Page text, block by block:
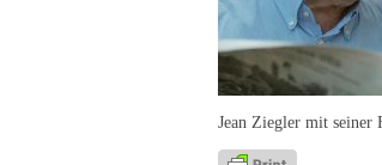
Jean Ziegler mit